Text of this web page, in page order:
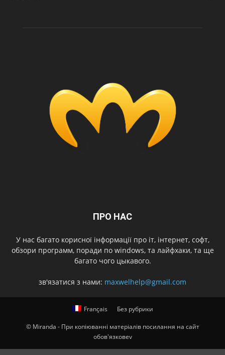
ПРО НАС
У нас багато корисної інформації про іт, інтернет, софт,
обзори программ, поради по windows, та лайфхаки, та ще
багато чого цыкавого.
зв'язатися з нами: maxwelhelp@gmail.com
Français Без рубрики
© Miranda - При копіюванні матеріалів посилання на сайт
обов'язковеv